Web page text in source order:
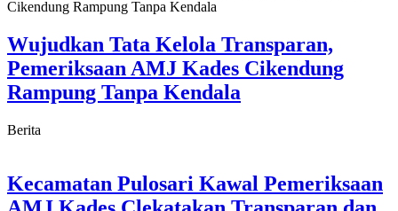
Wujudkan Tata Kelola Transparan,
Pemeriksaan AMJ Kades Cikendung
Rampung Tanpa Kendala
Berita
Kecamatan Pulosari Kawal Pemeriksaan